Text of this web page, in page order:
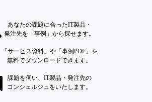
あなたの課題に合ったIT製品・
発注先を「事例」から探せます。
「サービス資料」や「事例PDF」を
無料でダウンロードできます。
課題を伺い、IT製品・発注先の
コンシェルジュをいたします。